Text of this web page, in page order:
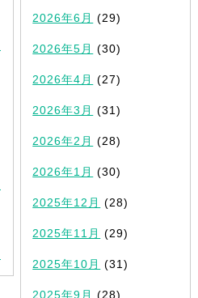
2026年6月 (29)
2026年5月 (30)
2026年4月 (27)
2026年3月 (31)
2026年2月 (28)
2026年1月 (30)
2025年12月 (28)
2025年11月 (29)
2025年10月 (31)
2025年9月 (28)